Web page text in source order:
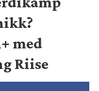
med
Riise